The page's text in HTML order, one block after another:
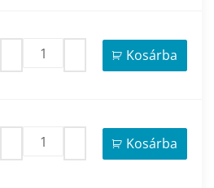
Kosárba
Kosárba